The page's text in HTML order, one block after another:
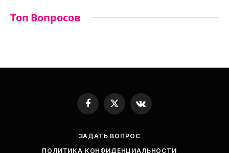
Топ Вопросов
Facebook
X
(Twitter)
VKontakte
ЗАДАТЬ ВОПРОС
ПОЛИТИКА КОНФИДЕНЦИАЛЬНОСТИ